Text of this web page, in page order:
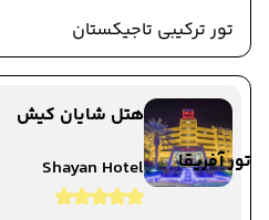
تور ترکیبی تاجیکستان
تور آفریقا
هتل شایان کیش
Shayan Hotel